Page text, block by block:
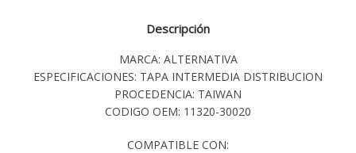
Descripción
MARCA: ALTERNATIVA
ESPECIFICACIONES: TAPA INTERMEDIA DISTRIBUCION
PROCEDENCIA: TAIWAN
CODIGO OEM: 11320-30020
COMPATIBLE CON: